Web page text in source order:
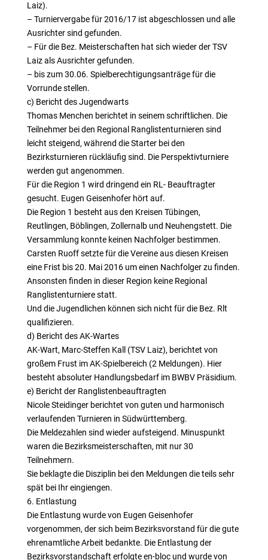
Laiz).
– Turniervergabe für 2016/17 ist abgeschlossen und alle
Ausrichter sind gefunden.
– Für die Bez. Meisterschaften hat sich wieder der TSV
Laiz als Ausrichter gefunden.
– bis zum 30.06. Spielberechtigungsanträge für die
Vorrunde stellen.
c) Bericht des Jugendwarts
Thomas Menchen berichtet in seinem schriftlichen. Die
Teilnehmer bei den Regional Ranglistenturnieren sind
leicht steigend, während die Starter bei den
Bezirksturnieren rückläufig sind. Die Perspektivturniere
werden gut angenommen.
Für die Region 1 wird dringend ein RL- Beauftragter
gesucht. Eugen Geisenhofer hört auf.
Die Region 1 besteht aus den Kreisen Tübingen,
Reutlingen, Böblingen, Zollernalb und Neuhengstett. Die
Versammlung konnte keinen Nachfolger bestimmen.
Carsten Ruoff setzte für die Vereine aus diesen Kreisen
eine Frist bis 20. Mai 2016 um einen Nachfolger zu finden.
Ansonsten finden in dieser Region keine Regional
Ranglistenturniere statt.
Und die Jugendlichen können sich nicht für die Bez. Rlt
qualifizieren.
d) Bericht des AK-Wartes
AK-Wart, Marc-Steffen Kall (TSV Laiz), berichtet von
großem Frust im AK-Spielbereich (2 Meldungen). Hier
besteht absoluter Handlungsbedarf im BWBV Präsidium.
e) Bericht der Ranglistenbeauftragten
Nicole Steidinger berichtet von guten und harmonisch
verlaufenden Turnieren in Südwürttemberg.
Die Meldezahlen sind wieder aufsteigend. Minuspunkt
waren die Bezirksmeisterschaften, mit nur 30
Teilnehmern.
Sie beklagte die Disziplin bei den Meldungen die teils sehr
spät bei Ihr eingiengen.
6. Entlastung
Die Entlastung wurde von Eugen Geisenhofer
vorgenommen, der sich beim Bezirksvorstand für die gute
ehrenamtliche Arbeit bedankte. Die Entlastung der
Bezirksvorstandschaft erfolgte en-bloc und wurde von